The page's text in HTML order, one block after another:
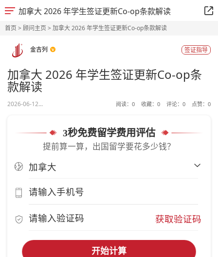
加拿大 2026 年学生签证更新Co-op条款解读
首页> 顾问主页> 加拿大 2026 年学生签证更新Co-op条款解读
金吉列 签证指导
加拿大 2026 年学生签证更新Co-op条
款解读
2026-06-12... 阅读： 0 收藏： 0 评论： 0 点赞： 0
3秒免费留学费用评估
提前算一算，出国留学要花多少钱？
获取验证码
开始计算